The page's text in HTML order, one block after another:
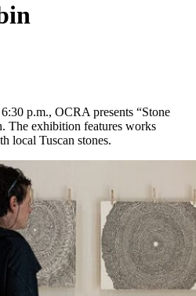
p.m., OCRA presents “Stone
The exhibition features works
local Tuscan stones.